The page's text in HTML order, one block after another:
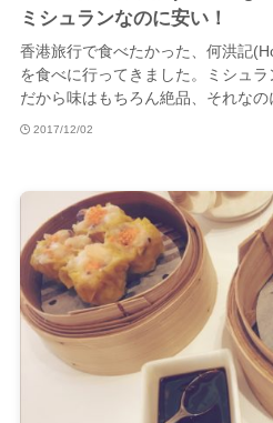
ミシュランなのに安い！
香港旅行で食べたかった、何洪記
を食べに行ってきました。ミシュ
だから味はもちろん絶品、それな
2017/12/02